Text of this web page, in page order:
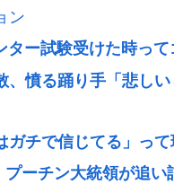
ン
ター試験受けた時っ
、憤る踊り手「悲し
ガチで信じてる」って
ーチン大統領が追